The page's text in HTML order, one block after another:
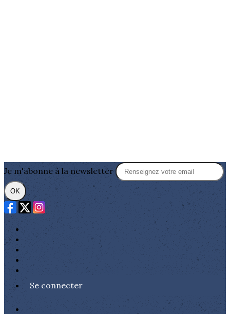
Je m'abonne à la newsletter
OK
Plan du site
Licences
Mentions légales
CGUV
Paramétrer vos cookies
Se connecter
Propulsé par AssoConnect, le logiciel des